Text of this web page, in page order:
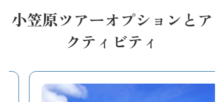
小笠原ツアーオプションとア
クティビティ